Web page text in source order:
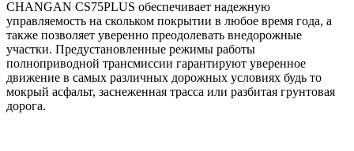
CHANGAN CS75PLUS обеспечивает надежную
управляемость на скольком покрытии в любое время года, а
также позволяет уверенно преодолевать внедорожные
участки. Предустановленные режимы работы
полноприводной трансмиссии гарантируют уверенное
движение в самых различных дорожных условиях будь то
мокрый асфальт, заснеженная трасса или разбитая грунтовая
дорога.